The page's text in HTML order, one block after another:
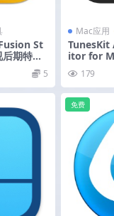
St
期特效
5
Mac应用
TunesKit
itor for
0 激活版
179
免费